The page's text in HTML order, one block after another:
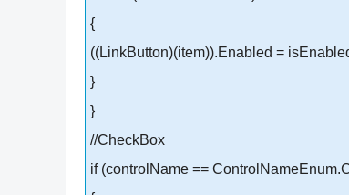
{
((LinkButton)(item)).Enabled =
}
}
//CheckBox
if (controlName ==